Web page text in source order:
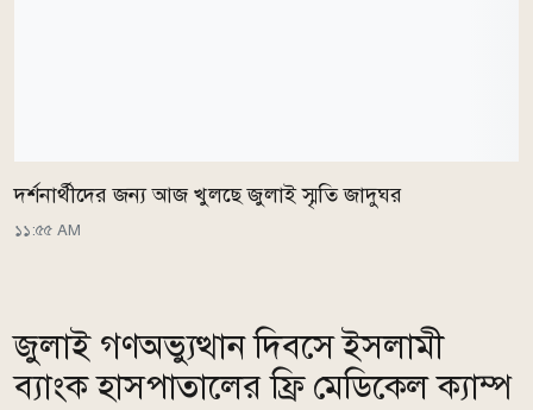
দর্শনার্থীদের জন্য আজ খুলছে জুলাই স্মৃতি জাদুঘর
১১:৫৫ AM
জুলাই গণঅভ্যুত্থান দিবসে ইসলামী
ব্যাংক হাসপাতালের ফ্রি মেডিকেল ক্যাম্প